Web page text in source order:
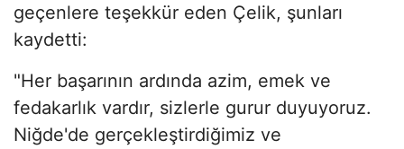
geçenlere teşekkür eden Çelik, şunları
kaydetti:
"Her başarının ardında azim, emek ve
fedakarlık vardır, sizlerle gurur duyuyoruz.
Niğde'de gerçekleştirdiğimiz ve